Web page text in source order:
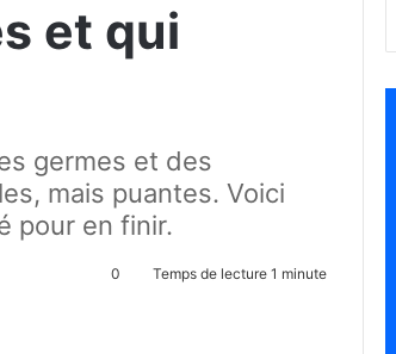
et qui
germes et des
mais puantes. Voici
pour en finir.
0 Temps de lecture 1 minute